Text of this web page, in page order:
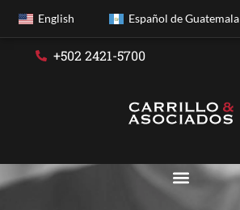
English Español de Guatemala
+502 2421-5700